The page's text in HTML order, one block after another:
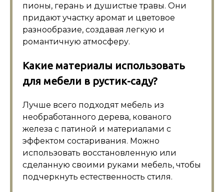
пионы, герань и душистые травы. Они
придают участку аромат и цветовое
разнообразие, создавая легкую и
романтичную атмосферу.
Какие материалы использовать
для мебели в рустик-саду?
Лучше всего подходят мебель из
необработанного дерева, кованого
железа с патиной и материалами с
эффектом состаривания. Можно
использовать восстановленную или
сделанную своими руками мебель, чтобы
подчеркнуть естественность стиля.